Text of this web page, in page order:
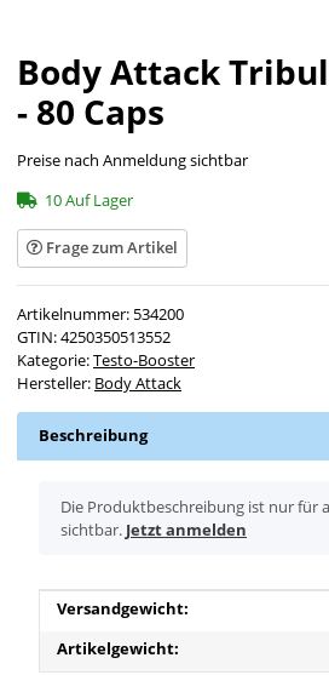
Body Attack
- 80 Caps
Preise nach Anmeldung sichtbar
10 Auf Lager
Frage zum Artikel
Artikelnummer: 534200
GTIN:4250350513552
Kategorie:Testo-Booster
Hersteller: Body Attack
Beschreibung
x
Die Produktbeschreibung ist nur für
sichtbar. Jetzt anmelden
Produkteigenschaft
Wert
Versandgewicht:
Artikelgewicht: